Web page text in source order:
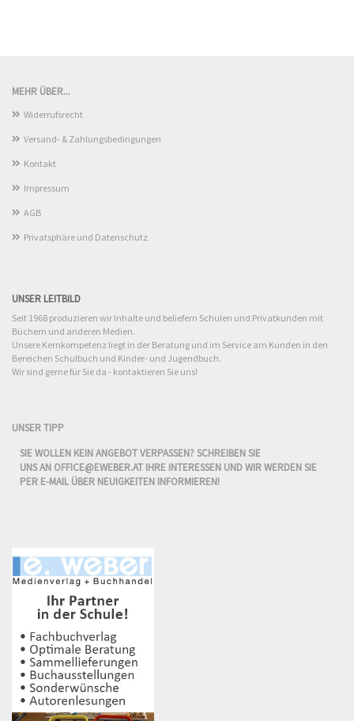
MEHR ÜBER...
Widerrufsrecht
Versand- & Zahlungsbedingungen
Kontakt
Impressum
AGB
Privatsphäre und Datenschutz
UNSER LEITBILD
Seit 1968 produzieren wir Inhalte und beliefern Schulen und Privatkunden mit
Büchern und anderen Medien.
Unsere Kernkompetenz liegt in der Beratung und im Service am Kunden in den
Bereichen Schulbuch und Kinder- und Jugendbuch.
Wir sind gerne für Sie da - kontaktieren Sie uns!
UNSER TIPP
SIE WOLLEN KEIN ANGEBOT VERPASSEN? SCHREIBEN SIE
UNS AN OFFICE@EWEBER.AT IHRE INTERESSEN UND WIR WERDEN SIE
PER E-MAIL ÜBER NEUIGKEITEN INFORMIEREN!